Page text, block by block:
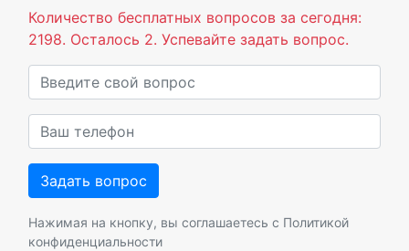
Количество бесплатных вопросов за сегодня:
2198. Осталось 2. Успевайте задать вопрос.
Нажимая на кнопку, вы соглашаетесь с Политикой
конфиденциальности